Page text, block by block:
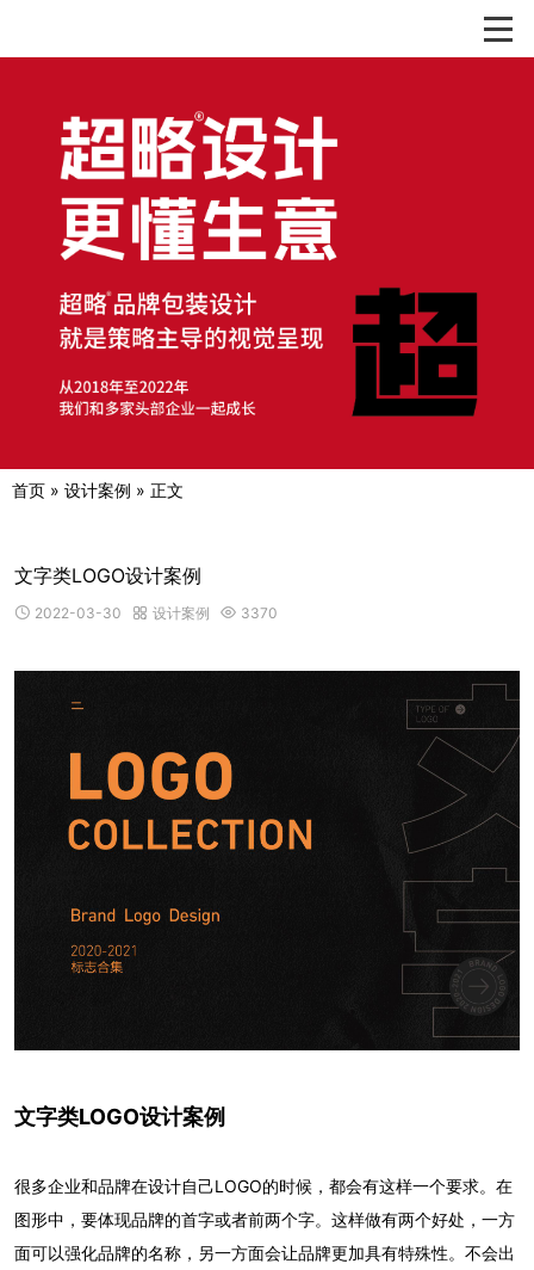

首页 » 设计案例 » 正文
文字类LOGO设计案例
 2022-03-30  设计案例  3370
文字类LOGO设计案例
很多企业和品牌在设计自己LOGO的时候，都会有这样一个要求。在
图形中，要体现品牌的首字或者前两个字。这样做有两个好处，一方
面可以强化品牌的名称，另一方面会让品牌更加具有特殊性。不会出